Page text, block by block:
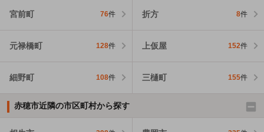
宮前町 76件 折方 8件
元禄橋町 128件 上仮屋 152件
細野町 108件 三樋町 155件
赤穂市近隣の市区町村から探す